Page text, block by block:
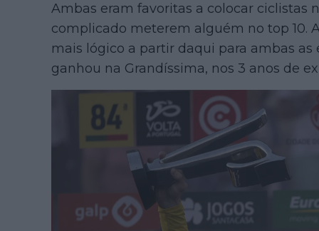
Ambas eram favoritas a colocar ciclistas
complicado meterem alguém no top 10.
mais lógico a partir daqui para ambas
ganhou na Grandíssima, nos 3 anos de